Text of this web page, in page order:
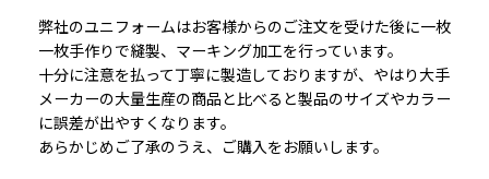
弊社のユニフォームはお客様からのご注文を受けた後に一枚
一枚手作りで縫製、マーキング加工を行っています。
十分に注意を払って丁寧に製造しておりますが、やはり大手
メーカーの大量生産の商品と比べると製品のサイズやカラー
に誤差が出やすくなります。
あらかじめご了承のうえ、ご購入をお願いします。